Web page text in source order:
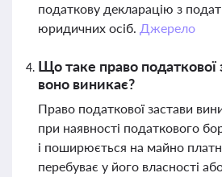
податкову декларацію з
юридичних осіб. Джерело
Що таке право податкової
воно виникає?
Право податкової застави
при наявності податкового
і поширюється на майно
перебуває у його власності